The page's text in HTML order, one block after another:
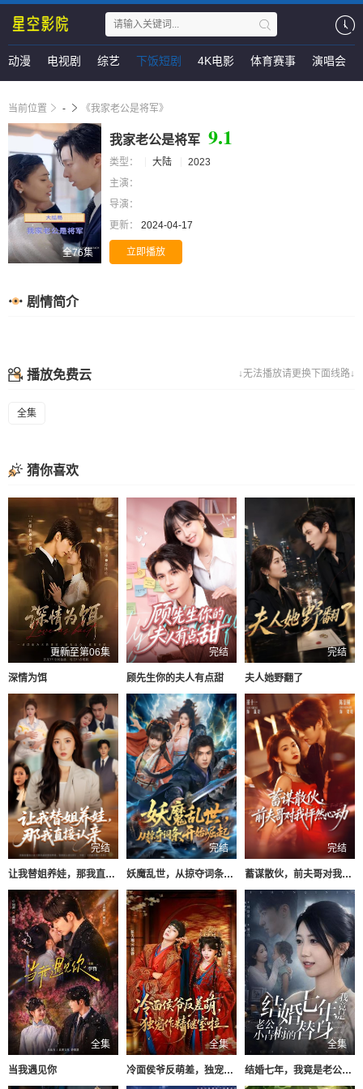
动漫 电视剧 综艺 下饭短剧 4K电影 体育赛事 演唱会
当前位置 - 《我家老公是将军》
全76集
我家老公是将军 9.1
类型： 大陆
2023
主演：
导演：
更新：
2024-04-17
立即播放
剧情简介
↓无法播放请更换下面线路↓
播放免费云
全集
猜你喜欢
更新至第06集
深情为饵
完结
顾先生你的夫人有点甜
完结
夫人她野翻了
完结
让我替姐养娃，那我直接认亲
完结
妖魔乱世，从掠夺词条开始崛起
完结
蓄谋散伙，前夫哥对我怦然心动
全集
当我遇见你
全集
冷面侯爷反萌差，独宠作精继室啦
全集
结婚七年，我竟是老公小青梅的替身